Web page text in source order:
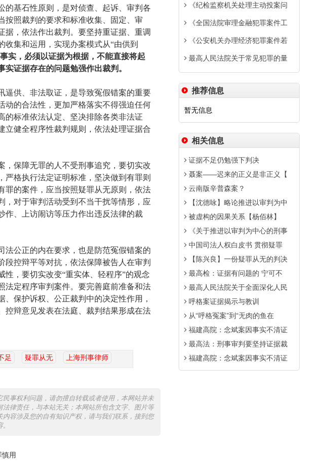
基石性原则，是对侦查、起诉、审判各
按照裁判的要求和标准收集、固定、审
据，依法作出裁判。要坚持重证据、重调
集和运用，实现办案模式从“由供到
实，必须以证据为根据，不能直接将起
证据存在的问题勉强作出裁判。
供、非法取证，是导致冤假错案的重要
动的合法性，更加严格落实不得强迫任何
的标准依法认定、坚决排除各类非法证
立健全程序性裁判规则，依法处理证据合
保障无罪的人不受刑事追究，要切实改
格执行法定证明标准，坚决做到有罪则
罪的案件，应当按照疑罪从无原则，依法
，对于审判活动受到不当干扰等情形，应
作、上访闹访等压力作出违反法律的裁
公正的内在要求，也是防范冤假错案的
控辩平等对抗，依法保障被告人在审判
，要切实改变“重实体、轻程序”的观念
法定程序审判案件。要完善庭前准备和法
保护诉权、公正裁判中的决定性作用，
控辩意见发表在法庭、裁判结果形成在法
足 疑罪从无 上海刑事律师
事权利问题，请勿擅自转载或者使用，本网站并未
律责任，与本站无关；本网站所包含文字、图片等
容涉及您的自有知识产权，请与我们联系，接到您
用
《纪检监察机关处理主动投案问
《全国法院审理金融犯罪案件工
《公安机关办理经济犯罪案件若
最高人民法院关于常见犯罪的量
推荐信息
暂无信息
相关信息
证据不足仍勉强下判决
聂案——迟来的正义是非正义【
云南版辛普森案？
【沈德咏】略论推进以审判为中
被虚构的因果关系【杨佰林】
《关于推进以审判为中心的刑事
中国司法人权白皮书 贯彻疑罪
【陈兴良】一份疑罪从无的判决
最高检：证据有问题的 宁可不
最高人民法院关于全面深化人民
呼格案证据揭示与教训
从“呼格冤案”到“无肉的鱼在
福建高院：念斌案因事实不清证
最高法：刑事审判要坚持证据裁
福建高院：念斌案因事实不清证